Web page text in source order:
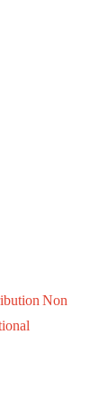
Non